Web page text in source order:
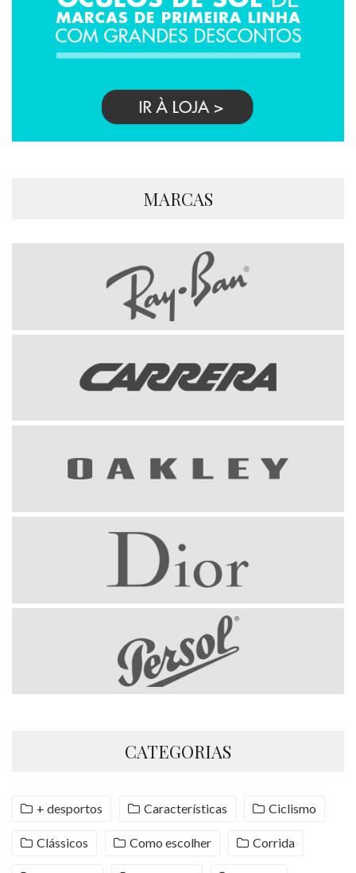
MARCAS
CATEGORIAS
+ desportos Características Ciclismo
Clássicos Como escolher Corrida